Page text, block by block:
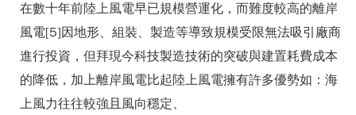
在數十年前陸上風電早已規模營運化，而難度較高的離岸
風電[5]因地形、組裝、製造等導致規模受限無法吸引廠商
進行投資，但拜現今科技製造技術的突破與建置耗費成本
的降低，加上離岸風電比起陸上風電擁有許多優勢如：海
上風力往往較強且風向穩定、